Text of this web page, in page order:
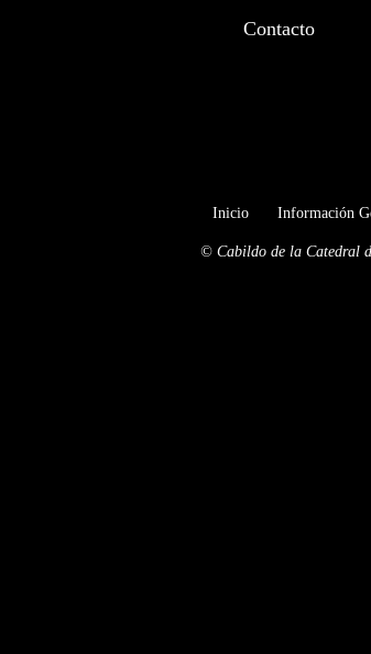
Contacto
Inicio Información
© Cabildo de la Catedral